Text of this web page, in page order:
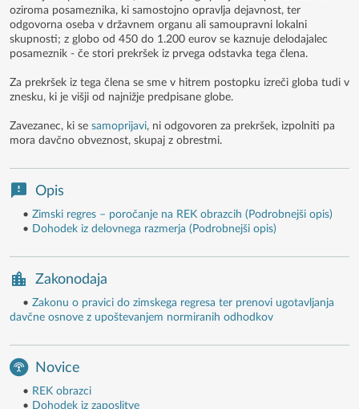
oziroma posameznika, ki samostojno opravlja dejavnost, ter
odgovorna oseba v državnem organu ali samoupravni lokalni
skupnosti; z globo od 450 do 1.200 eurov se kaznuje delodajalec
posameznik - če stori prekršek iz prvega odstavka tega člena.
Za prekršek iz tega člena se sme v hitrem postopku izreči globa tudi v
znesku, ki je višji od najnižje predpisane globe.
Zavezanec, ki se samoprijavi, ni odgovoren za prekršek, izpolniti pa
mora davčno obveznost, skupaj z obrestmi.
Opis
• Zimski regres – poročanje na REK obrazcih (Podrobnejši opis)
• Dohodek iz delovnega razmerja (Podrobnejši opis)
Zakonodaja
• Zakonu o pravici do zimskega regresa ter prenovi ugotavljanja
davčne osnove z upoštevanjem normiranih odhodkov
Novice
• REK obrazci
• Dohodek iz zaposlitve